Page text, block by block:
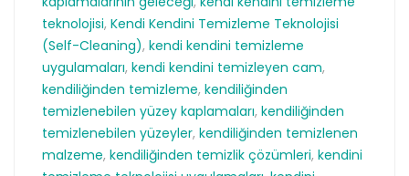
teknolojisi, Kendi Kendini Temizleme Teknolojisi
(Self-Cleaning), kendi kendini temizleme
uygulamaları, kendi kendini temizleyen cam,
kendiliğinden temizleme, kendiliğinden
temizlenebilen yüzey kaplamaları, kendiliğinden
temizlenebilen yüzeyler, kendiliğinden temizlenen
malzeme, kendiliğinden temizlik çözümleri, kendini